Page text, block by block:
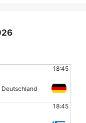
18:45
Deutschland
18:45